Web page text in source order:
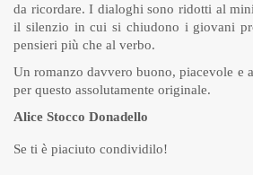
da ricordare. I dialoghi sono ridotti al
il silenzio in cui si chiudono i giovani
pensieri più che al verbo.
Un romanzo davvero buono, piacevole e
per questo assolutamente originale.
Alice Stocco Donadello
Se ti è piaciuto condividilo!